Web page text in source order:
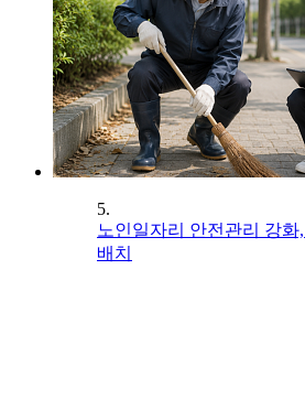
5.
노인일자리 안전관리 강화
배치